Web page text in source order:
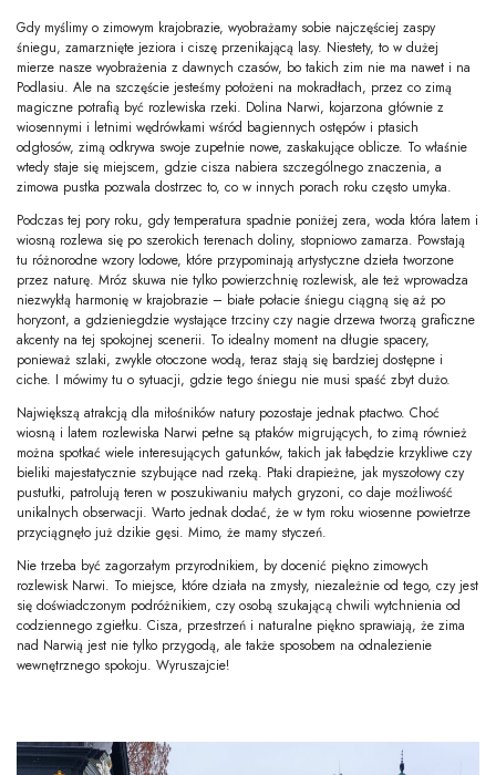
Gdy myślimy o zimowym krajobrazie, wyobrażamy sobie najczęściej zaspy
śniegu, zamarznięte jeziora i ciszę przenikającą lasy. Niestety, to w dużej
mierze nasze wyobrażenia z dawnych czasów, bo takich zim nie ma nawet i na
Podlasiu. Ale na szczęście jesteśmy położeni na mokradłach, przez co zimą
magiczne potrafią być rozlewiska rzeki. Dolina Narwi, kojarzona głównie z
wiosennymi i letnimi wędrówkami wśród bagiennych ostępów i ptasich
odgłosów, zimą odkrywa swoje zupełnie nowe, zaskakujące oblicze. To właśnie
wtedy staje się miejscem, gdzie cisza nabiera szczególnego znaczenia, a
zimowa pustka pozwala dostrzec to, co w innych porach roku często umyka.
Podczas tej pory roku, gdy temperatura spadnie poniżej zera, woda która latem i
wiosną rozlewa się po szerokich terenach doliny, stopniowo zamarza. Powstają
tu różnorodne wzory lodowe, które przypominają artystyczne dzieła tworzone
przez naturę. Mróz skuwa nie tylko powierzchnię rozlewisk, ale też wprowadza
niezwykłą harmonię w krajobrazie – białe połacie śniegu ciągną się aż po
horyzont, a gdzieniegdzie wystające trzciny czy nagie drzewa tworzą graficzne
akcenty na tej spokojnej scenerii. To idealny moment na długie spacery,
ponieważ szlaki, zwykle otoczone wodą, teraz stają się bardziej dostępne i
ciche. I mówimy tu o sytuacji, gdzie tego śniegu nie musi spaść zbyt dużo.
Największą atrakcją dla miłośników natury pozostaje jednak ptactwo. Choć
wiosną i latem rozlewiska Narwi pełne są ptaków migrujących, to zimą również
można spotkać wiele interesujących gatunków, takich jak łabędzie krzykliwe czy
bieliki majestatycznie szybujące nad rzeką. Ptaki drapieżne, jak myszołowy czy
pustułki, patrolują teren w poszukiwaniu małych gryzoni, co daje możliwość
unikalnych obserwacji. Warto jednak dodać, że w tym roku wiosenne powietrze
przyciągnęło już dzikie gęsi. Mimo, że mamy styczeń.
Nie trzeba być zagorzałym przyrodnikiem, by docenić piękno zimowych
rozlewisk Narwi. To miejsce, które działa na zmysły, niezależnie od tego, czy jest
się doświadczonym podróżnikiem, czy osobą szukającą chwili wytchnienia od
codziennego zgiełku. Cisza, przestrzeń i naturalne piękno sprawiają, że zima
nad Narwią jest nie tylko przygodą, ale także sposobem na odnalezienie
wewnętrznego spokoju. Wyruszajcie!